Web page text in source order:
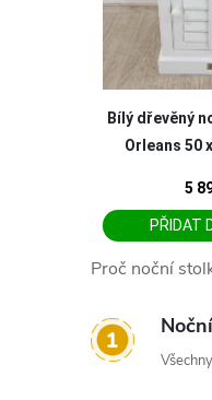
Proč noční